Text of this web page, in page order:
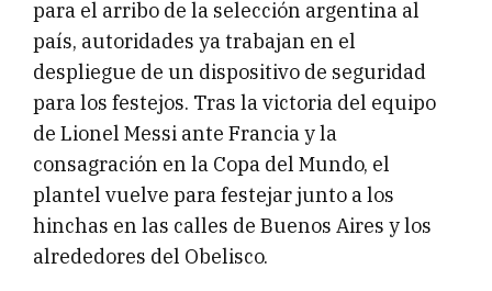
para el arribo de la selección argentina al
país, autoridades ya trabajan en el
despliegue de un dispositivo de seguridad
para los festejos. Tras la victoria del equipo
de Lionel Messi ante Francia y la
consagración en la Copa del Mundo, el
plantel vuelve para festejar junto a los
hinchas en las calles de Buenos Aires y los
alrededores del Obelisco.